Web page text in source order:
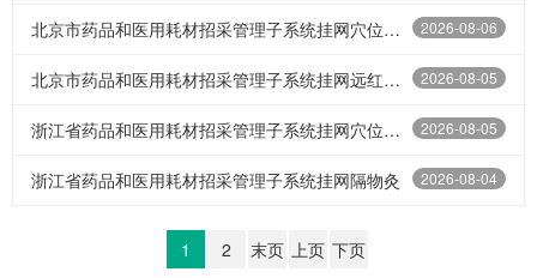
2026-08-06
北京市药品和医用耗材招采管理子系统挂网穴位贴敷治疗贴（8贴）
2026-08-05
北京市药品和医用耗材招采管理子系统挂网远红外理疗贴6贴
2026-08-05
浙江省药品和医用耗材招采管理子系统挂网穴位贴敷治疗贴（24贴）
2026-08-04
浙江省药品和医用耗材招采管理子系统挂网隔物灸
1 2 末页 上页 下页